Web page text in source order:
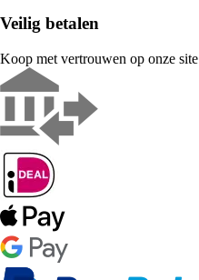
Veilig betalen
Koop met vertrouwen op onze site